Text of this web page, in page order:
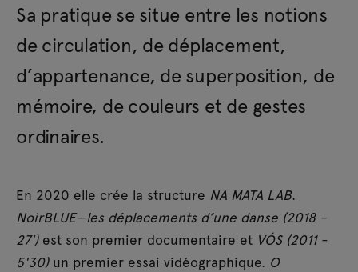
Sa pratique se situe entre les notions
de circulation, de déplacement,
d’appartenance, de superposition, de
mémoire, de couleurs et de gestes
ordinaires.
En 2020 elle crée la structure NA MATA LAB.
NoirBLUE—les déplacements d’une danse (2018 -
27')est son premier documentaire et VÓS (2011 -
5'30)un premier essai vidéographique. O